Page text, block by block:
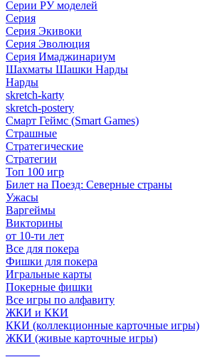
Серии РУ моделей
Серия
Серия Экивоки
Серия Эволюция
Серия Имаджинариум
Шахматы Шашки Нарды
Нарды
skretch-karty
skretch-postery
Смарт Геймс (Smart Games)
Страшные
Стратегические
Стратегии
Топ 100 игр
Билет на Поезд: Северные страны
Ужасы
Варгеймы
Викторины
от 10-ти лет
Все для покера
Фишки для покера
Игральные карты
Покерные фишки
Все игры по алфавиту
ЖКИ и ККИ
ККИ (коллекционные карточные игры)
ЖКИ (живые карточные игры)